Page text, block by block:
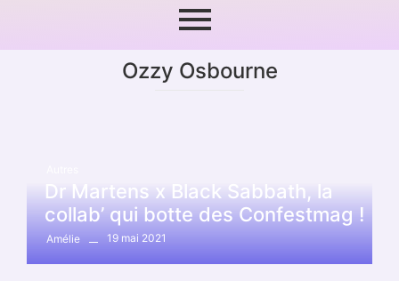
Ozzy Osbourne
Dr Martens x Black Sabbath, la
collab’ qui botte des Confestmag !
Amélie 19 mai 2021